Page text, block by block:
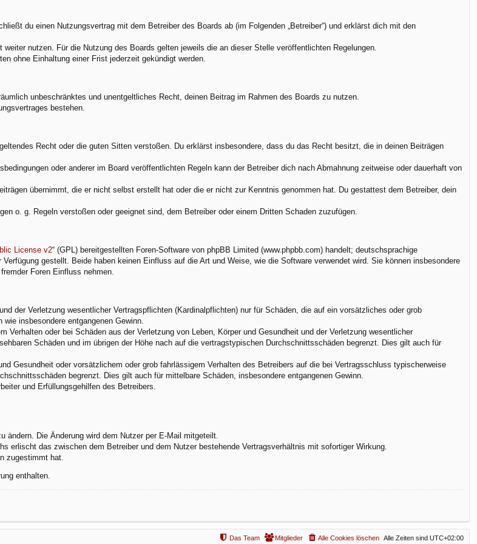
du einen Nutzungsvertrag mit dem Betreiber des Boards ab (im Folgenden „Betreiber“) und erklärst dich mit den
nutzen. Für die Nutzung des Boards gelten jeweils die an dieser Stelle veröffentlichten Regelungen.
ohne Einhaltung einer Frist jederzeit gekündigt werden.
unbeschränktes und unentgeltliches Recht, deinen Beitrag im Rahmen des Boards zu nutzen.
bestehen.
Recht oder die guten Sitten verstoßen. Du erklärst insbesondere, dass du das Recht besitzt, die in deinen Beiträgen
oder anderer im Board veröffentlichten Regeln kann der Betreiber dich nach Abmahnung zeitweise oder dauerhaft von
übernimmt, die er nicht selbst erstellt hat oder die er nicht zur Kenntnis genommen hat. Du gestattest dem Betreiber, dein
o. g. Regeln verstoßen oder geeignet sind, dem Betreiber oder einem Dritten Schaden zuzufügen.
License v2“ (GPL) bereitgestellten Foren-Software von phpBB Limited (www.phpbb.com) handelt; deutschsprachige
gestellt. Beide haben keinen Einfluss auf die Art und Weise, wie die Software verwendet wird. Sie können insbesondere
Foren Einfluss nehmen.
der Verletzung wesentlicher Vertragspflichten (Kardinalpflichten) nur für Schäden, die auf ein vorsätzliches oder grob
insbesondere entgangenen Gewinn.
Verhalten oder bei Schäden aus der Verletzung von Leben, Körper und Gesundheit und der Verletzung wesentlicher
Schäden und im übrigen der Höhe nach auf die vertragstypischen Durchschnittsschäden begrenzt. Dies gilt auch für
Gesundheit oder vorsätzlichem oder grob fahrlässigem Verhalten des Betreibers auf die bei Vertragsschluss typischerweise
begrenzt. Dies gilt auch für mittelbare Schäden, insbesondere entgangenen Gewinn.
und Erfüllungsgehilfen des Betreibers.
ändern. Die Änderung wird dem Nutzer per E-Mail mitgeteilt.
erlischt das zwischen dem Betreiber und dem Nutzer bestehende Vertragsverhältnis mit sofortiger Wirkung.
zugestimmt hat.
enthalten.
Alle Zeiten sind UTC+02:00
Alle Cookies löschen
Mitglieder
Das Team